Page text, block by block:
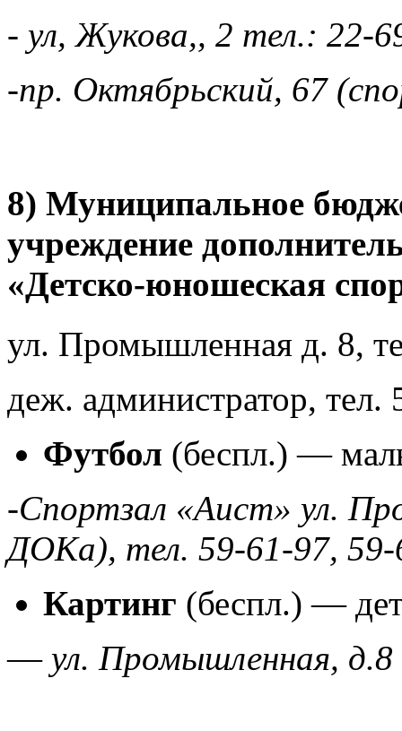
- ул, Жукова,, 2 тел.: 22-
-пр. Октябрьский, 67
8) Муниципальное
учреждение
«Детско-юношеская
ул. Промышленная д. 8,
деж. администратор, тел.
Футбол (беспл.) —
-Спортзал «Аист» ул.
ДОКа), тел. 59-61-97, 59-
Картинг (беспл.) —
— ул. Промышленная,